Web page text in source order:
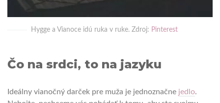
Hygge a Vianoce idú ruka v ruke. Zdroj: Pinterest
Čo na srdci, to na jazyku
Ideálny vianočný darček pre muža je jednoznačne jedlo.